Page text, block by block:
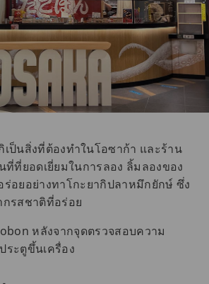
เป็นสิ่งที่ต้องทำในโอซาก้า และร้าน
ที่ที่ยอดเยี่ยมในการลอง ลิ้มลองของ
ร่อยอย่างทาโกะยากิปลาหมึกยักษ์ ซึ่ง
กรสชาติที่อร่อย
หลังจากจุดตรวจสอบความ
ระตูขึ้นเครื่อง